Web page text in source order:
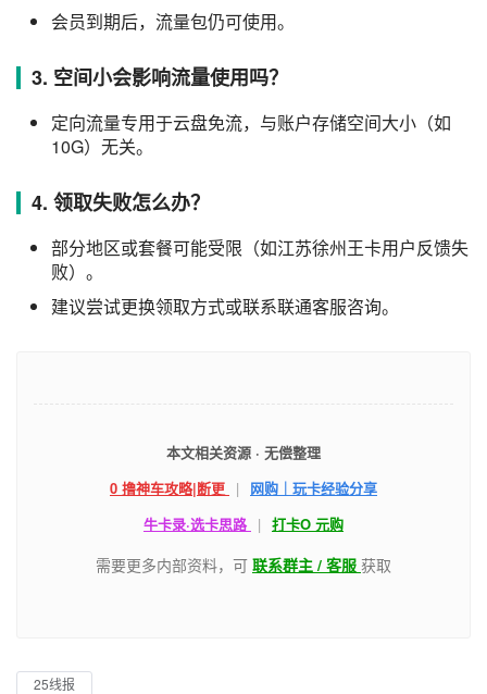
会员到期后，流量包仍可使用。
3. 空间小会影响流量使用吗？
定向流量专用于云盘免流，与账户存储空间大小（如
10G）无关。
4. 领取失败怎么办？
部分地区或套餐可能受限（如江苏徐州王卡用户反馈失
败）。
建议尝试更换领取方式或联系联通客服咨询。
本文相关资源 · 无偿整理
0 撸神车攻略|断更 |
网购｜玩卡经验分享
牛卡录·选卡思路 | 打卡O 元购
需要更多内部资料，可 联系群主 / 客服 获取
25线报